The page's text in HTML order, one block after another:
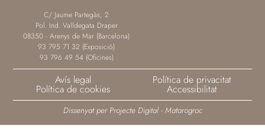
C/ Jaume Partegàs, 2
Pol. Ind. Valldegata Draper
08350 - Arenys de Mar (Barcelona)
93 795 71 32 (Exposició)
93 796 49 54 (Oficines)
Avís legal Política de privacitat
Política de cookies Accessibilitat
Dissenyat per Projecte Digital - Matarogroc